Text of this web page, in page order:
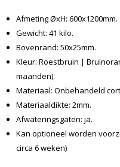
Afmeting ØxH: 600x1200mm.
Gewicht: 41 kilo.
Bovenrand: 50x25mm.
Kleur: Roestbruin |
maanden).
Materiaal: Onbehandeld
Materiaaldikte: 2mm.
Afwateringsgaten: ja.
Kan optioneel worden
circa 6 weken)